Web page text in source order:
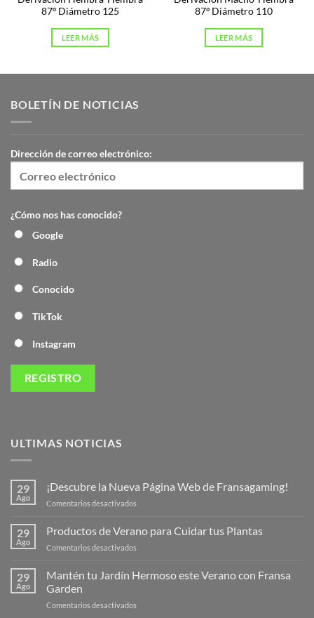
87º Diámetro 125
LEER MÁS
87º Diámetro 110
LEER MÁS
BOLETÍN DE NOTICIAS
Dirección de correo electrónico:
¿Cómo nos has conocido?
Google
Radio
Conocido
TikTok
Instagram
ULTIMAS NOTICIAS
29
Ago
¡Descubre la Nueva Página Web de Fransagaming!
Comentarios desactivados
Nueva
de
29
Ago
Productos de Verano para Cuidar tus Plantas
Comentarios desactivados
de
Verano
29
Ago
Mantén tu Jardín Hermoso este Verano con Fransa
Garden
Comentarios desactivados